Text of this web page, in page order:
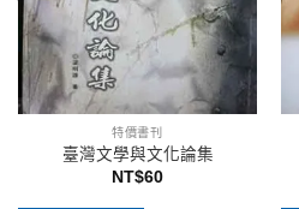
特價書刊
臺灣文學與文化論集
NT$60